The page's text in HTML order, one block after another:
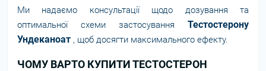
Ми надаємо консультації щодо дозування та
оптимальної схеми застосування Тестостерону
Ундеканоат , щоб досягти максимального ефекту.
ЧОМУ ВАРТО КУПИТИ ТЕСТОСТЕРОН